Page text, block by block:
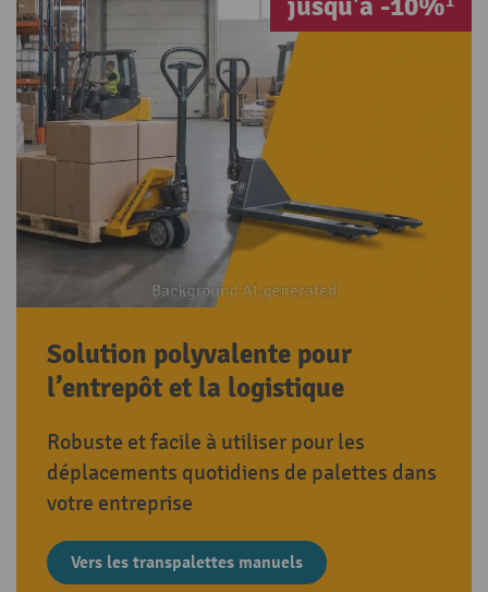
Solution polyvalente pour
l’entrepôt et la logistique
Robuste et facile à utiliser pour les
déplacements quotidiens de palettes dans
votre entreprise
Vers les transpalettes manuels